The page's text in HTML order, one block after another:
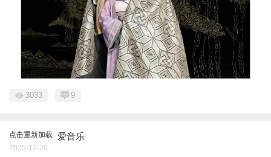
3033 9
点击重新加载 爱音乐
2025-12-20